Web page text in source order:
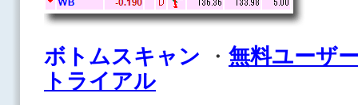
ボトムスキャン ・ 無料ユーザ
トライアル